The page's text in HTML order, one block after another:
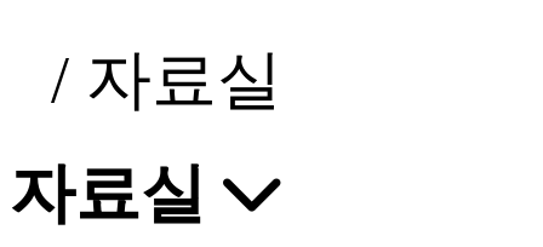
/ 자료실
자료실